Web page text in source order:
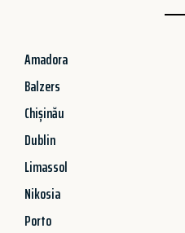
Amadora
Balzers
Chișinău
Dublin
Limassol
Nikosia
Porto